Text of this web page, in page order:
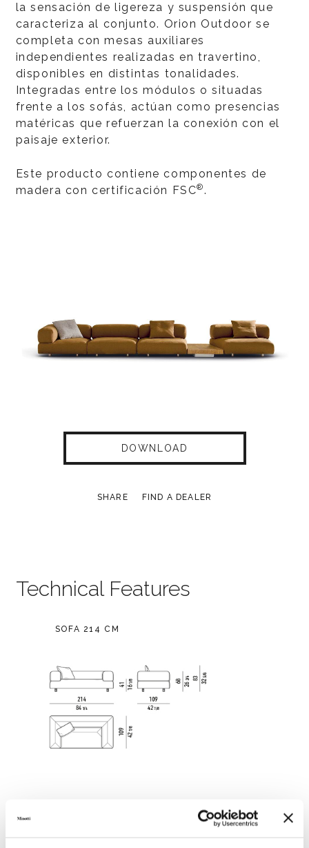
la sensación de ligereza y suspensión que
caracteriza al conjunto. Orion Outdoor se
completa con mesas auxiliares
independientes realizadas en travertino,
disponibles en distintas tonalidades.
Integradas entre los módulos o situadas
frente a los sofás, actúan como presencias
matéricas que refuerzan la conexión con el
paisaje exterior.
Este producto contiene componentes de
madera con certificación FSC®.
DOWNLOAD
SHARE FIND A DEALER
Technical Features
SOFA 214 CM